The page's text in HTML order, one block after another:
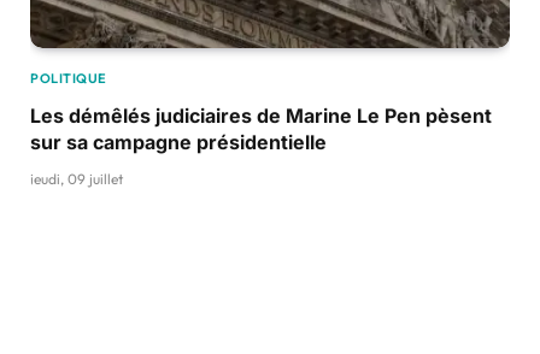
POLITIQUE
Les démêlés judiciaires de Marine Le Pen pèsent
sur sa campagne présidentielle
jeudi, 09 juillet